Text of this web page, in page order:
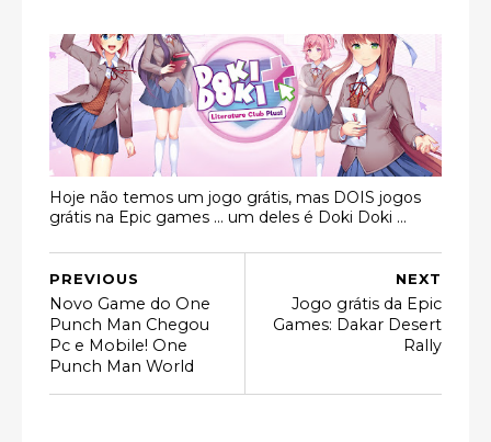
Hoje não temos um jogo grátis, mas DOIS jogos
grátis na Epic games ... um deles é Doki Doki ...
NEXT
Jogo grátis da Epic
Games: Dakar Desert
Rally
PREVIOUS
Novo Game do One
Punch Man Chegou
Pc e Mobile! One
Punch Man World